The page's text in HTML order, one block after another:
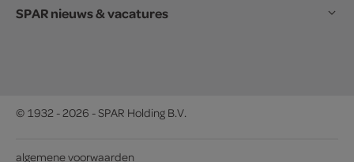
SPAR nieuws & vacatures
© 1932 - 2026 - SPAR Holding B.V.
algemene voorwaarden